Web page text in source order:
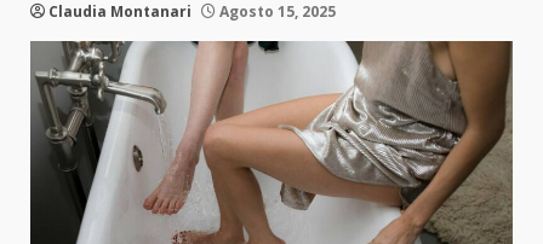
Claudia Montanari Agosto 15, 2025